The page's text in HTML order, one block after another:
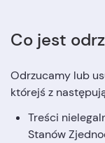
Co jest
Odrzucamy lub
którejś z
Treści
Stanów